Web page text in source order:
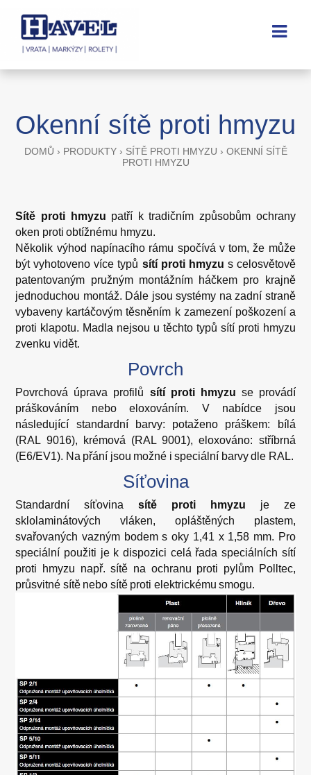
Okenní sítě proti hmyzu
DOMŮ › PRODUKTY› SÍTĚ PROTI HMYZU › OKENNÍ SÍTĚ
PROTI HMYZU
Sítě proti hmyzu patří k tradičním způsobům ochrany
oken proti obtížnému hmyzu.
Několik výhod napínacího rámu spočívá v tom, že může
být vyhotoveno více typů sítí proti hmyzu s celosvětově
patentovaným pružným montážním háčkem pro krajně
jednoduchou montáž. Dále jsou systémy na zadní straně
vybaveny kartáčovým těsněním k zamezení poškození a
proti klapotu. Madla nejsou u těchto typů sítí proti hmyzu
zvenku vidět.
Povrch
Povrchová úprava profilů sítí proti hmyzu se provádí
práškováním nebo eloxováním. V nabídce jsou
následující standardní barvy: potaženo práškem: bílá
(RAL 9016), krémová (RAL 9001), eloxováno: stříbrná
(E6/EV1). Na přání jsou možné i speciální barvy dle RAL.
Síťovina
Standardní síťovinasítě proti hmyzu je ze
sklolaminátových vláken, opláštěných plastem,
svařovaných vazným bodem s oky 1,41 x 1,58 mm. Pro
speciální použiti je k dispozici celá řada speciálních sítí
proti hmyzu např. sítě na ochranu proti pylům Polltec,
průsvitné sítě nebo sítě proti elektrickému smogu.